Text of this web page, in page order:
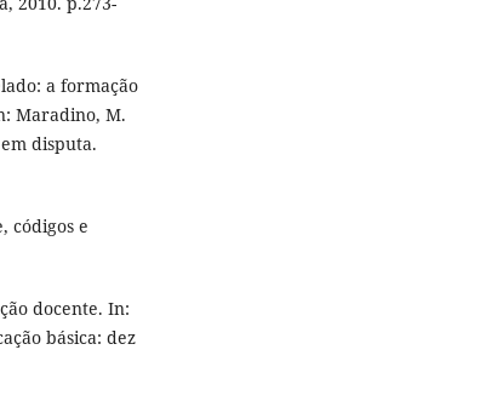
a formação
Maradino, M.
disputa.
códigos e
docente. In:
básica: dez